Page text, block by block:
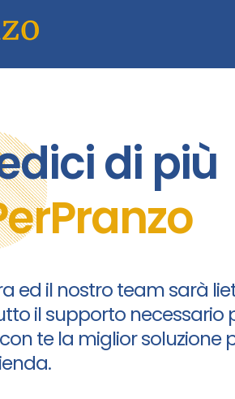
di più
ed il nostro team sarà
il supporto necessario
te la miglior soluzione